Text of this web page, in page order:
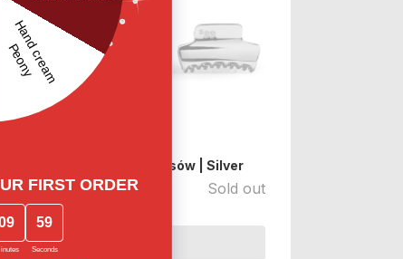
Metalowa spinka do włosów | Silver
127 zł
Sold out